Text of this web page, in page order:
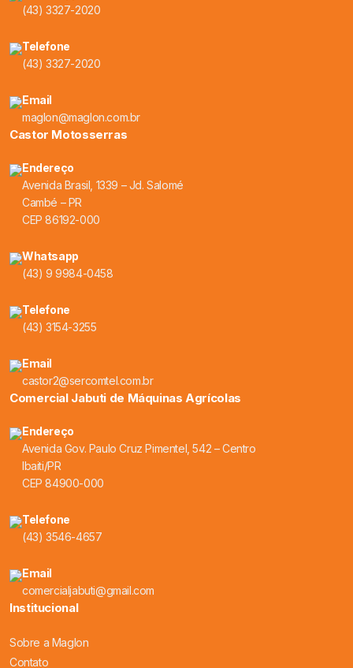
(43) 3327-2020
Telefone
(43) 3327-2020
Email
maglon@maglon.com.br
Castor Motosserras
Endereço
Avenida Brasil, 1339 – Jd. Salomé
Cambé – PR
CEP 86192-000
Whatsapp
(43) 9 9984-0458
Telefone
(43) 3154-3255
Email
castor2@sercomtel.com.br
Comercial Jabuti de Máquinas Agrícolas
Endereço
Avenida Gov. Paulo Cruz Pimentel, 542 – Centro
Ibaiti/PR
CEP 84900-000
Telefone
(43) 3546-4657
Email
comercialjabuti@gmail.com
Institucional
Sobre a Maglon
Contato